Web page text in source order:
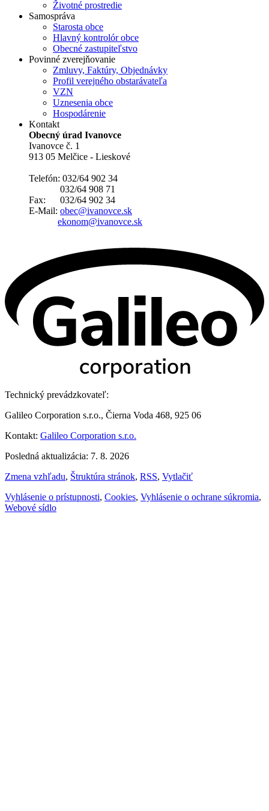
Životné prostredie
Samospráva
Starosta obce
Hlavný kontrolór obce
Obecné zastupiteľstvo
Povinné zverejňovanie
Zmluvy, Faktúry, Objednávky
Profil verejného obstarávateľa
VZN
Uznesenia obce
Hospodárenie
Kontakt
Obecný úrad Ivanovce
Ivanovce č. 1
913 05 Melčice - Lieskové
Telefón: 032/64 902 34
032/64 908 71
Fax: 032/64 902 34
E-Mail: obec@ivanovce.sk
ekonom@ivanovce.sk
Technický prevádzkovateľ:
Galileo Corporation s.r.o., Čierna Voda 468, 925 06
Kontakt: Galileo Corporation s.r.o.
Posledná aktualizácia: 7. 8. 2026
Zmena vzhľadu, Štruktúra stránok, RSS, Vytlačiť
Vyhlásenie o prístupnosti, Cookies, Vyhlásenie o ochrane súkromia,
Webové sídlo